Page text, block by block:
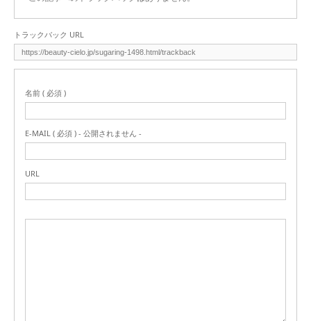
トラックバック URL
名前 ( 必須 )
E-MAIL ( 必須 ) - 公開されません -
URL